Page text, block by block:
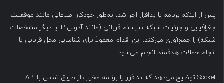
پس از اینکه برنامه یا بدافزار اجرا شد، به‌طور خودکار اطلاعاتی مانند موقعیت
جغرافیایی و جزئیات شبکه سیستم قربانی (مانند آدرس IP یا دیگر مشخصات
شبکه) را جمع‌آوری می‌کند. این اقدام معمولاً برای شناسایی محل قربانی یا
انجام حملات هدفمند انجام می‌شود.
Socket توضیح می‌دهد که بدافزار یا برنامه مخرب از طریق تماس با API